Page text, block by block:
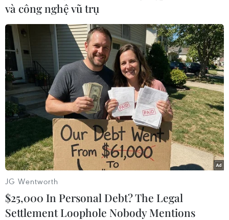
#Kevin King #Timothy Weeks #Ramstein
#Taliban
#con tin
Afghanistan Mỹ
Theo dõi VietnamPlus
và công nghệ vũ trụ
JG Wentworth
$25,000 In Personal Debt? The Legal
Settlement Loophole Nobody Mentions